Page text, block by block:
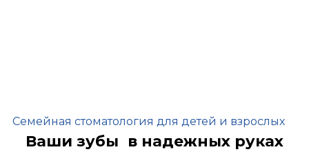
Семейная стоматология для детей и взрослых
Ваши зубы в надежных руках